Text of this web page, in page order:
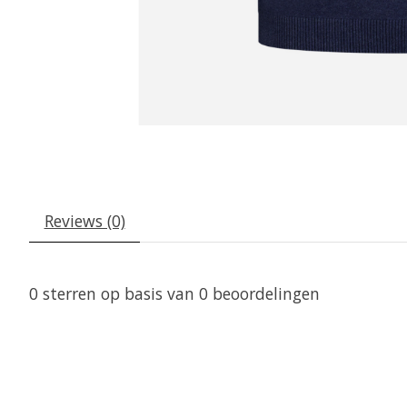
Reviews (0)
0 sterren op basis van 0 beoordelingen